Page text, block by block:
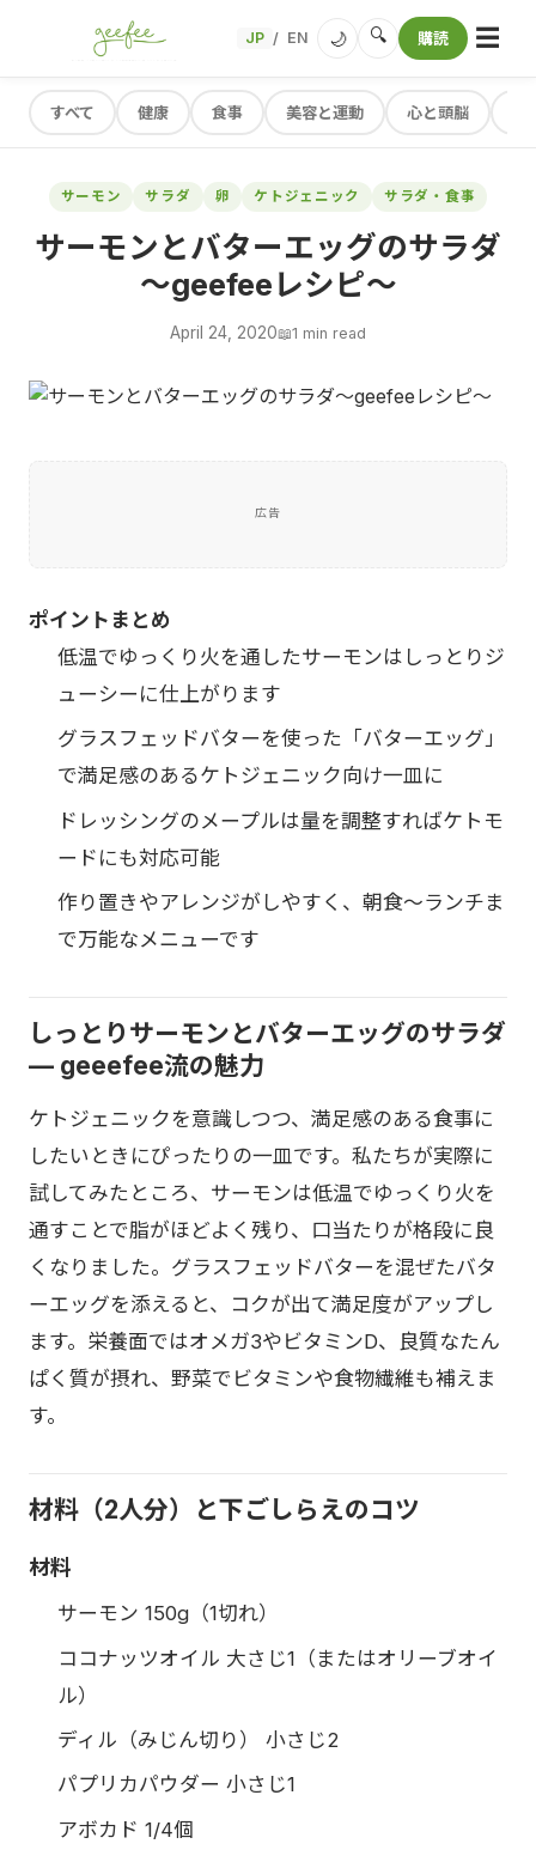
JP / EN 🌙 🔍 購読 ☰
すべて 健康 食事 美容と運動 心と頭脳
サーモン サラダ 卵 ケトジェニック サラダ・食事
サーモンとバターエッグのサラダ
～geefeeレシピ～
April 24, 2020📖1 min read
広告
ポイントまとめ
低温でゆっくり火を通したサーモンはしっとりジ
ューシーに仕上がります
グラスフェッドバターを使った「バターエッグ」
で満足感のあるケトジェニック向け一皿に
ドレッシングのメープルは量を調整すればケトモ
ードにも対応可能
作り置きやアレンジがしやすく、朝食〜ランチま
で万能なメニューです
しっとりサーモンとバターエッグのサラダ
— geeefee流の魅力
ケトジェニックを意識しつつ、満足感のある食事に
したいときにぴったりの一皿です。私たちが実際に
試してみたところ、サーモンは低温でゆっくり火を
通すことで脂がほどよく残り、口当たりが格段に良
くなりました。グラスフェッドバターを混ぜたバタ
ーエッグを添えると、コクが出て満足度がアップし
ます。栄養面ではオメガ3やビタミンD、良質なたん
ぱく質が摂れ、野菜でビタミンや食物繊維も補えま
す。
材料（2人分）と下ごしらえのコツ
材料
サーモン 150g（1切れ）
ココナッツオイル 大さじ1（またはオリーブオイ
ル）
ディル（みじん切り） 小さじ2
パプリカパウダー 小さじ1
アボカド 1/4個